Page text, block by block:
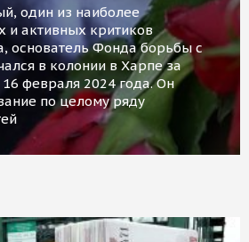
один из наиболее
и активных критиков
основатель Фонда борьбы с
в колонии в Харпе за
февраля 2024 года. Он
по целому ряду